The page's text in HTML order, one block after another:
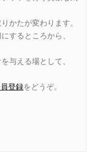
かたが変わります。
するところから、
与える場として、
登録をどうぞ。